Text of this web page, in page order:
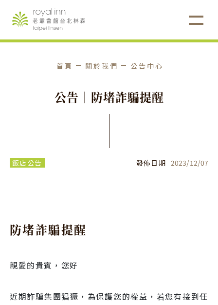
首頁 關於我們 公告中心
公告 ｜ 防堵詐騙提醒
飯店公告 發佈日期 2023/12/07
防堵詐騙提醒
親愛的貴賓，您好
近期詐騙集團猖獗，為保護您的權益，若您有接到任